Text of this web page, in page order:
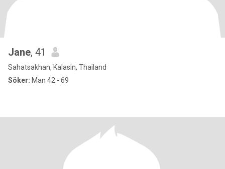
Jane, 41
Sahatsakhan, Kalasin, Thailand
Söker: Man 42 - 69